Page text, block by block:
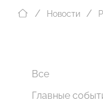
Новости
Все
Главные